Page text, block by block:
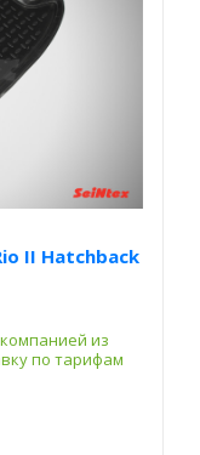
II Hatchback
из
по тарифам